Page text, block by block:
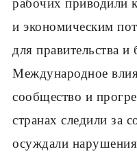
и экономическим
для правительства и
Международное
сообщество и
странах следили за
осуждали